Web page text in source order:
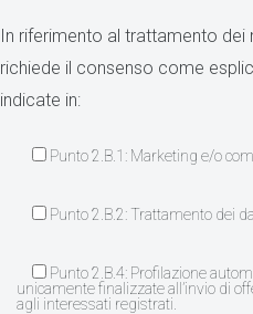
In riferimento al trattamento dei
richiede il consenso come
indicate in:
Punto 2.B.1: Marketing e/o
Punto 2.B.2: Trattamento dei
Punto 2.B.4: Profilazione
unicamente finalizzate all’invio di
agli interessati registrati.